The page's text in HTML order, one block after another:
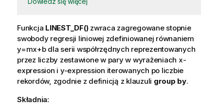
Funkcja LINEST_DF()zwraca zagregowane stopnie
swobody regresji liniowej zdefiniowanej równaniem
y=mx+bdla serii współrzędnych reprezentowanych
przez liczby zestawione w pary w wyrażeniach x-
expression i y-expression iterowanych po liczbie
rekordów, zgodnie z definicją z klauzuli group by.
Składnia: